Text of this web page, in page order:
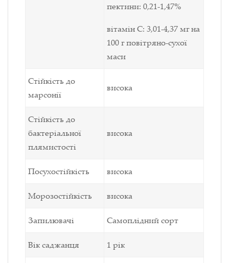
пектини: 0,21-1,47%
вітамін С: 3,01-4,37 мг на
100 г повітряно-сухої
маси
Стійкість до
марсонії
висока
Стійкість до
бактеріальної
плямистості
висока
Посухостійкість висока
Морозостійкість висока
Запилювачі Самоплідний сорт
Вік саджанця 1 рік